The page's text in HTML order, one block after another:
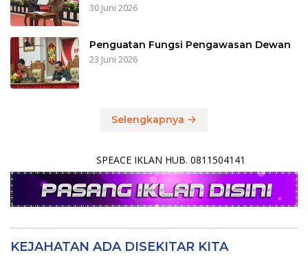
30 Juni 2026
Penguatan Fungsi Pengawasan Dewan
23 Juni 2026
Selengkapnya
SPEACE IKLAN HUB. 0811504141
KEJAHATAN ADA DISEKITAR KITA